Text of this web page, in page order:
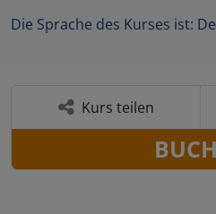
Die Sprache des Kurses ist:
Kurs teilen